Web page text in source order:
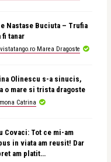
...
de ce în
Nastase Buciuta – Trufia
fi tanar
Marea Dragoste
Olinescu s-a sinucis,
o mare si trista dragoste
Catrina
Covaci: Tot ce mi-am
in viata am reusit! Dar
am platit…